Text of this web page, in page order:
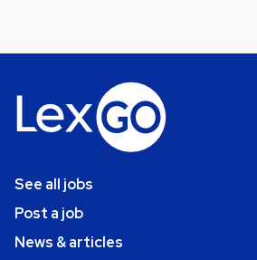
See all jobs
Post a job
News & articles